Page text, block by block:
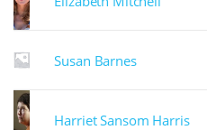
Susan Barnes
Harriet Sansom Harris